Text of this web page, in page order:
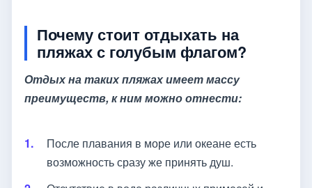
Почему стоит отдыхать на
пляжах с голубым флагом?
Отдых на таких пляжах имеет массу
преимуществ, к ним можно отнести:
После плавания в море или океане есть
возможность сразу же принять душ.